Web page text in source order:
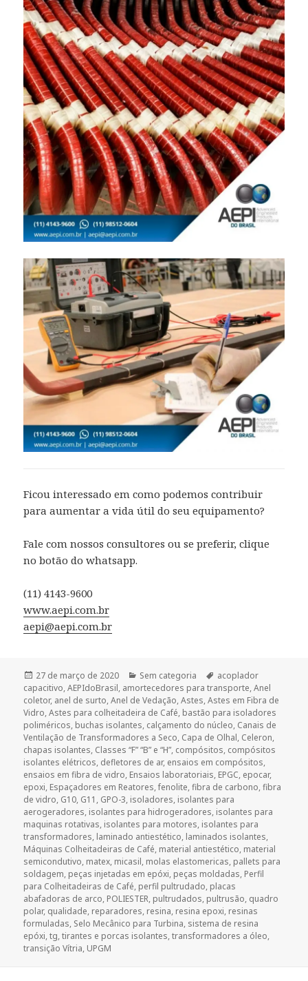
Ficou interessado em como podemos contribuir
para aumentar a vida útil do seu equipamento?
Fale com nossos consultores ou se preferir, clique
no botão do whatsapp.
(11) 4143-9600
www.aepi.com.br
aepi@aepi.com.br
Publicado
em
27 de março de 2020 Categorias
Sem categoria Tags
acoplador
capacitivo,AEPIdoBrasil, amortecedores para transporte,Anel
coletor, anel de surto,Anel de Vedação,Astes,Astes em Fibra de
Vidro,Astes para colheitadeira de Café, bastão para isoladores
poliméricos, buchas isolantes, calçamento do núcleo, Canais de
Ventilação de Transformadores a Seco, Capa de Olhal, Celeron,
chapas isolantes, Classes “F” “B” e “H”, compósitos, compósitos
isolantes elétricos, defletores de ar, ensaios em compósitos,
ensaios em fibra de vidro, Ensaios laboratoriais, EPGC, epocar,
epoxi, Espaçadores em Reatores,fenolite,fibra de carbono,fibra
de vidro, G10, G11 , GPO-3, isoladores, isolantes para
aerogeradores, isolantes para hidrogeradores, isolantes para
maquinas rotativas, isolantes para motores, isolantes para
transformadores, laminado antiestético, laminados isolantes,
Máquinas Colheitadeiras de Café, material antiestético, material
semicondutivo, matex, micasil, molas elastomericas, pallets para
soldagem, peças injetadas em epóxi, peças moldadas, Perfil
para Colheitadeiras de Café, perfil pultrudado, placas
abafadoras de arco, POLIESTER, pultrudados, pultrusão, quadro
polar, qualidade, reparadores, resina, resina epoxi, resinas
formuladas, Selo Mecânico para Turbina, sistema de resina
epóxi,tg,tirantes e porcas isolantes,transformadores a óleo,
transição Vítria, UPGM